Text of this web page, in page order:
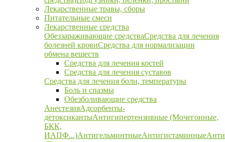
Лекарственные травы, сборы
Питательные смеси
Лекарственные средства
Обеззараживающие средстваСредства для лечения
болезней кровиСредства для нормализации
обмена веществ
Средства для лечения костей
Средства для лечения суставов
Средства для лечения боли, температуры
Боль и спазмы
Обезболивающие средства
АнестезияАдсорбенты-
детоксикантыАнтигипертензивные (Мочегонные,
БКК,
ИАПФ...)АнтигельминтныеАнтигистаминные